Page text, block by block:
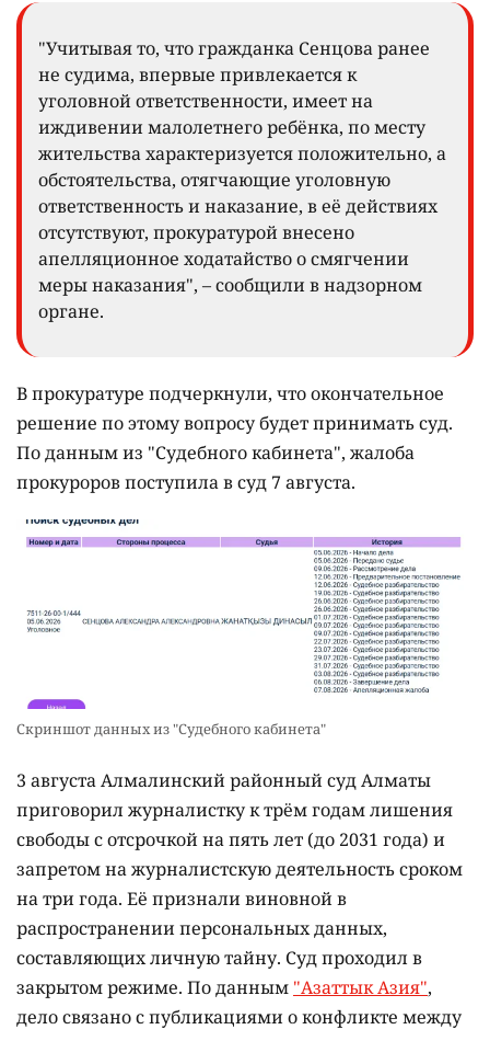
"Учитывая то, что гражданка Сенцова ранее
не судима, впервые привлекается к
уголовной ответственности, имеет на
иждивении малолетнего ребёнка, по месту
жительства характеризуется положительно, а
обстоятельства, отягчающие уголовную
ответственность и наказание, в её действиях
отсутствуют, прокуратурой внесено
апелляционное ходатайство о смягчении
меры наказания", – сообщили в надзорном
органе.
В прокуратуре подчеркнули, что окончательное
решение по этому вопросу будет принимать суд.
По данным из "Судебного кабинета", жалоба
прокуроров поступила в суд 7 августа.
Скриншот данных из "Судебного кабинета"
3 августа Алмалинский районный суд Алматы
приговорил журналистку к трём годам лишения
свободы с отсрочкой на пять лет (до 2031 года) и
запретом на журналистскую деятельность сроком
на три года. Её признали виновной в
распространении персональных данных,
составляющих личную тайну. Суд проходил в
закрытом режиме. По данным "Азаттык Азия",
дело связано с публикациями о конфликте между